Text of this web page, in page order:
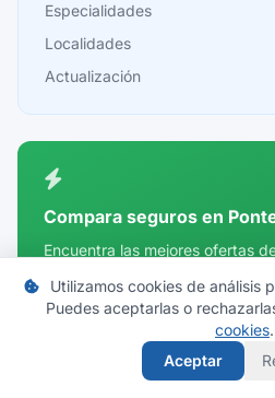
Cantabria
Castellón
Córdoba
Cuenca
Granada
Especialidades
Localidades
Actualización
Compara seguros en
Encuentra las mejores ofertas
Comparar
Utilizamos cookies de análisis
Puedes aceptarlas o
cookies.
Aceptar